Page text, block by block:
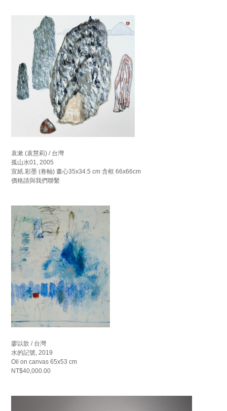
袁漱 (袁慧莉) / 台灣
孤山水01, 2005
宣紙.彩墨 (卷軸) 畫心35x34.5 cm 含框 66x66cm
價格請與我們聯繫
廖以歆 / 台灣
水的記號, 2019
Oil on canvas 65x53 cm
NT$40,000.00